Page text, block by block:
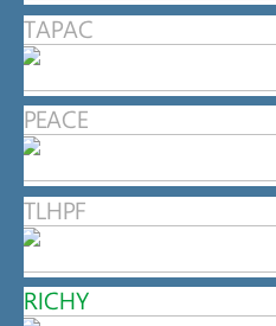
TAPAC
PEACE
TLHPF
RICHY